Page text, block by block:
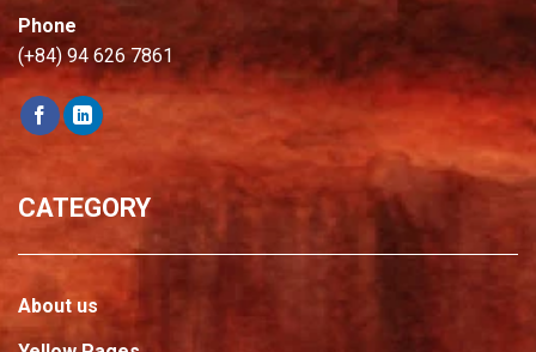
Phone
(+84) 94 626 7861
CATEGORY
About us